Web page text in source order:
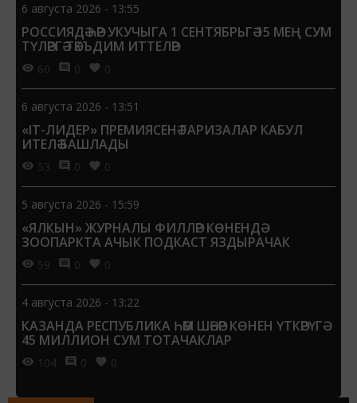
6 августа 2026 - 13:55
РОССИЯДӘ ҺӘР УКУЧЫГА 1 СЕНТЯБРЬГӘ 15 МЕҢ СУМ
ТҮЛӘРГӘ ТӘКЪДИМ ИТТЕЛӘР
60 0 0
6 августа 2026 - 13:51
«IT-ЛИДЕР» ПРЕМИЯСЕНӘ ГАРИЗАЛАР КАБУЛ
ИТЕЛӘ БАШЛАДЫ
53 0 0
5 августа 2026 - 15:59
«ЯЛКЫН» ЖУРНАЛЫ ФИЛЛӘР КӨНЕНДӘ
ЗООПАРКТА АЧЫК ПОДКАСТ ЯЗДЫРАЧАК
59 0 0
4 августа 2026 - 13:22
КАЗАНДА РЕСПУБЛИКА ҺӘМ ШӘҺӘР КӨНЕН ҮТКӘРҮГӘ
45 МИЛЛИОН СУМ ТОТАЧАКЛАР
104 0 0